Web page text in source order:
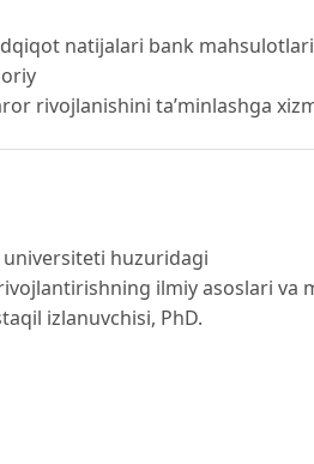
natijalari bank
rivojlanishini ta’minlashga
huzuridagi
ilmiy asoslari va
izlanuvchisi, PhD.